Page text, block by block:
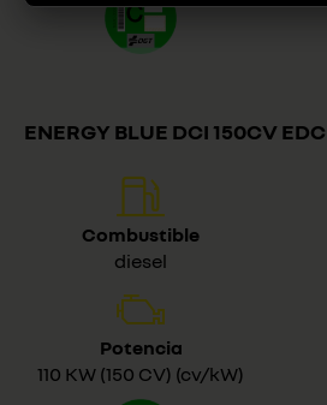
ENERGY BLUE DCI 150CV
Combustible
diesel
Potencia
110 KW (150 CV) (cv/kW)